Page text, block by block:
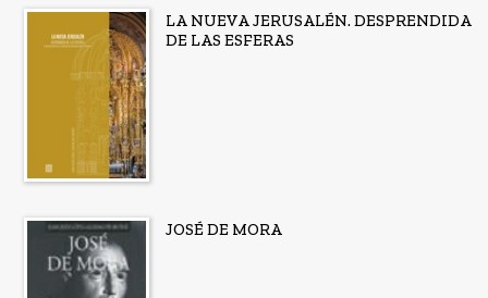
LA NUEVA JERUSALÉN. DESPRENDIDA
DE LAS ESFERAS
JOSÉ DE MORA